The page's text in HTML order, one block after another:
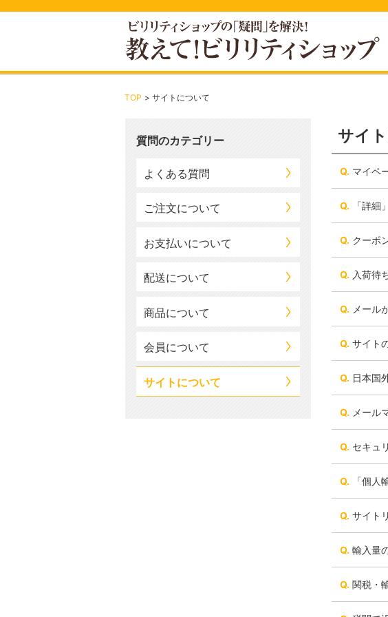
TOP サイトについて
サイ
マイペ
「詳細
クーポ
入荷待
メール
サイト
日本国
メール
セキュ
「個人
サイト
輸入量
関税・
質問のカテゴリー
よくある質問
ご注文について
お支払いについて
配送について
商品について
会員について
サイトについて